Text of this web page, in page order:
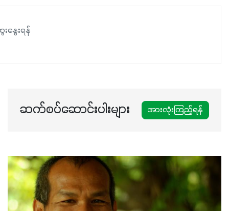
နွေးရန်
ဆက်စပ်ဆောင်းပါးများ အားလုံးကြည့်ရန်